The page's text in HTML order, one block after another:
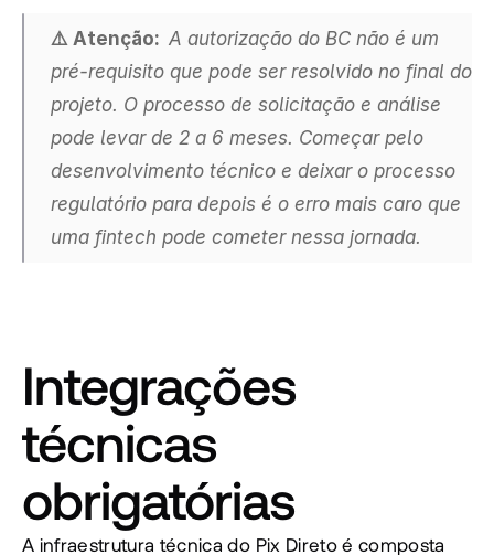
⚠️ Atenção: A autorização do BC não é um
pré-requisito que pode ser resolvido no final do
projeto. O processo de solicitação e análise
pode levar de 2 a 6 meses. Começar pelo
desenvolvimento técnico e deixar o processo
regulatório para depois é o erro mais caro que
uma fintech pode cometer nessa jornada.
Integrações
técnicas
obrigatórias
A infraestrutura técnica do Pix Direto é composta